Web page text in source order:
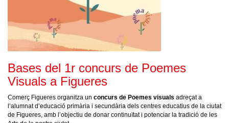
Bases del 1r concurs de Poemes
Visuals a Figueres
Comerç Figueres organitza un concurs de Poemes visuals adreçat a
l’alumnat d’educació primària i secundària dels centres educatius de la ciutat
de Figueres, amb l’objectiu de donar continuïtat i potenciar la tradició de les